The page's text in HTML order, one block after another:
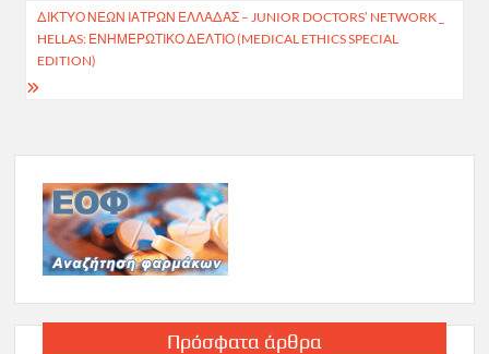
ΔΊΚΤΥΟ ΝΈΩΝ ΙΑΤΡΏΝ ΕΛΛΆΔΑΣ – JUNIOR DOCTORS’ NETWORK _
HELLAS: ΕΝΗΜΕΡΩΤΙΚΌ ΔΕΛΤΊΟ (MEDICAL ETHICS SPECIAL
EDITION)
Πρόσφατα άρθρα